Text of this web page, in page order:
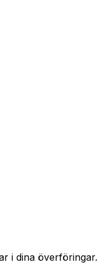
dina